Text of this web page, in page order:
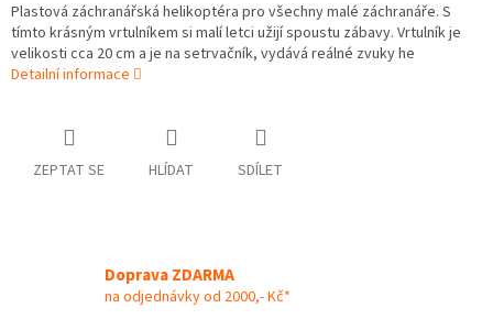
Plastová záchranářská helikoptéra pro všechny malé záchranáře. S
tímto krásným vrtulníkem si malí letci užijí spoustu zábavy. Vrtulník je
velikosti cca 20 cm a je na setrvačník, vydává reálné zvuky he
Detailní informace
ZEPTAT SE HLÍDAT SDÍLET
Doprava ZDARMA
na odjednávky od 2000,- Kč*